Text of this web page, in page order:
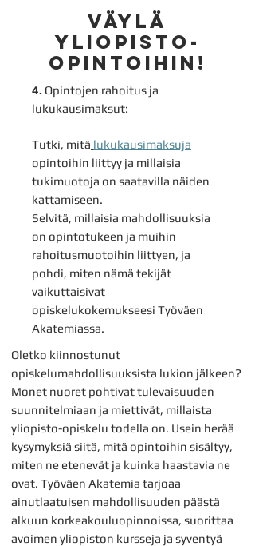
väylä
yliopisto-
opintoihin!
4. Opintojen rahoitus ja
lukukausimaksut:
Tutki, mitä lukukausimaksuja
opintoihin liittyy ja millaisia
tukimuotoja on saatavilla näiden
kattamiseen.
Selvitä, millaisia mahdollisuuksia
on opintotukeen ja muihin
rahoitusmuotoihin liittyen, ja
pohdi, miten nämä tekijät
vaikuttaisivat
opiskelukokemukseesi Työväen
Akatemiassa.
Oletko kiinnostunut
opiskelumahdollisuuksista lukion jälkeen?
Monet nuoret pohtivat tulevaisuuden
suunnitelmiaan ja miettivät, millaista
yliopisto-opiskelu todella on. Usein herää
kysymyksiä siitä, mitä opintoihin sisältyy,
miten ne etenevät ja kuinka haastavia ne
ovat. Työväen Akatemia tarjoaa
ainutlaatuisen mahdollisuuden päästä
alkuun korkeakouluopinnoissa, suorittaa
avoimen yliopiston kursseja ja syventyä